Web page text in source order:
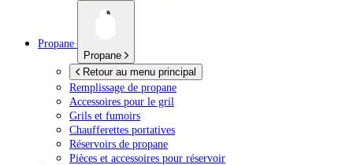
Propane
Propane
Retour au menu principal
Remplissage de propane
Accessoires pour le gril
Grils et fumoirs
Chaufferettes portatives
Réservoirs de propane
Pièces et accessoires pour réservoir